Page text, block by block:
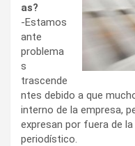
as?
-Estamos
ante
problema
s
trascende
ntes debido a que
interno de la empresa,
expresan por fuera de
periodístico.